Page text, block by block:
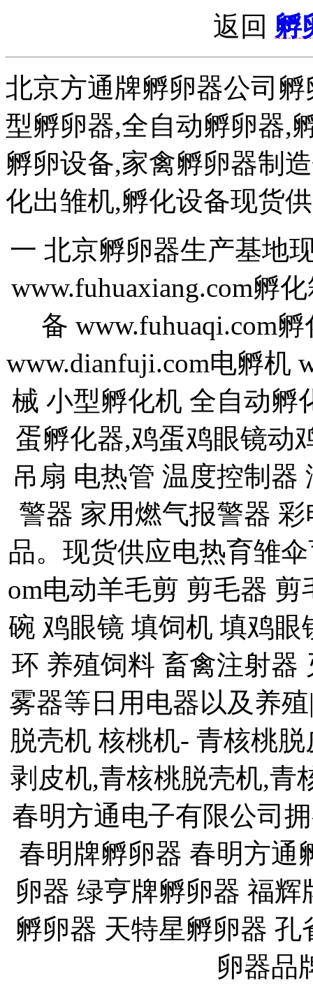
返回 孵
北京方通牌孵卵器公司
型孵卵器,全自动孵卵器,
孵卵设备,家禽孵卵器制
化出雏机,孵化设备现货
一 北京孵卵器生产基地
www.fuhuaxiang.com孵
备 www.fuhuaqi.com
www.dianfuji.com电孵机
械 小型孵化机 全自动孵
蛋孵化器,鸡蛋鸡眼镜动
吊扇 电热管 温度控制器
警器 家用燃气报警器
品。现货供应电热育雏
om电动羊毛剪 剪毛器
碗 鸡眼镜 填饲机 填鸡
环 养殖饲料 畜禽注射器
雾器等日用电器以及养
脱壳机 核桃机- 青核桃
剥皮机,青核桃脱壳机,青
春明方通电子有限公司
春明牌孵卵器 春明方通
卵器 绿亨牌孵卵器 福
孵卵器 天特星孵卵器
卵器品